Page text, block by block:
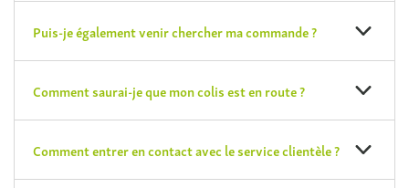
Puis-je également venir chercher ma commande ?
Comment saurai-je que mon colis est en route ?
Comment entrer en contact avec le service clientèle ?